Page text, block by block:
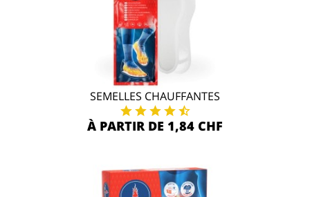
SEMELLES CHAUFFANTES
À PARTIR DE 1,84 CHF